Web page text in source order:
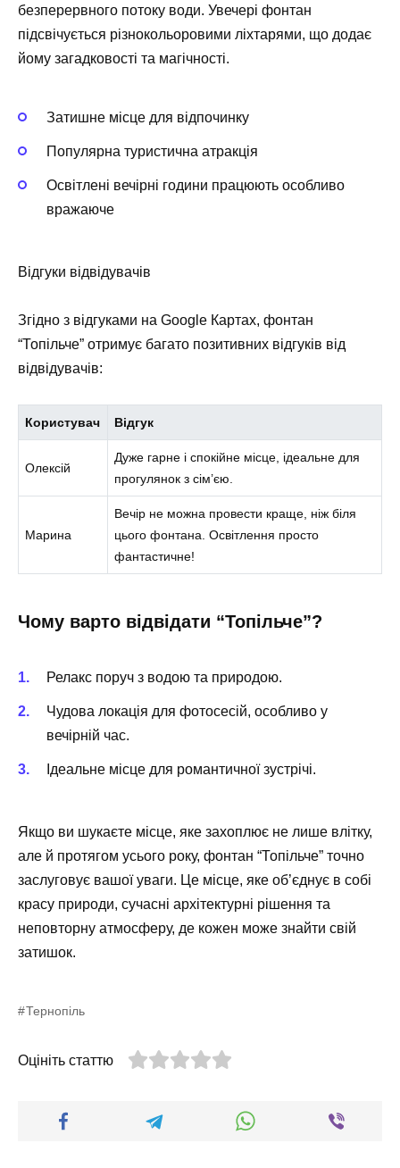
безперервного потоку води. Увечері фонтан
підсвічується різнокольоровими ліхтарями, що додає
йому загадковості та магічності.
Затишне місце для відпочинку
Популярна туристична атракція
Освітлені вечірні години працюють особливо
вражаюче
Відгуки відвідувачів
Згідно з відгуками на Google Картах, фонтан
“Топільче” отримує багато позитивних відгуків від
відвідувачів:
Користувач Відгук
Олексій
Дуже гарне і спокійне місце, ідеальне для
прогулянок з сім’єю.
Марина
Вечір не можна провести краще, ніж біля
цього фонтана. Освітлення просто
фантастичне!
Чому варто відвідати “Топільче”?
Релакс поруч з водою та природою.
Чудова локація для фотосесій, особливо у
вечірній час.
Ідеальне місце для романтичної зустрічі.
Якщо ви шукаєте місце, яке захоплює не лише влітку,
але й протягом усього року, фонтан “Топільче” точно
заслуговує вашої уваги. Це місце, яке об’єднує в собі
красу природи, сучасні архітектурні рішення та
неповторну атмосферу, де кожен може знайти свій
затишок.
Тернопіль
Оцініть статтю